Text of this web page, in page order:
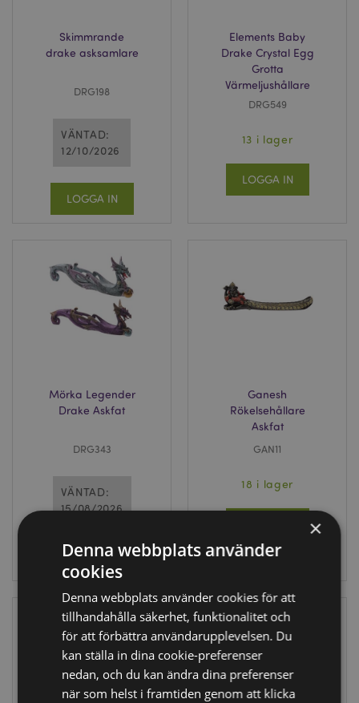
Skimmrande
drake asksamlare
DRG198
VÄNTAD:
12/10/2026
LOGGA IN
Elements Baby
Drake Crystal Egg
Grotta
Värmeljushållare
DRG549
13 i lager
LOGGA IN
Mörka Legender
Drake Askfat
DRG343
VÄNTAD:
15/08/2026
LOGGA IN
Ganesh
Rökelsehållare
Askfat
GAN11
18 i lager
×
Denna webbplats använder
cookies
Denna webbplats använder cookies för att
tillhandahålla säkerhet, funktionalitet och
för att förbättra användarupplevelsen. Du
kan ställa in dina cookie-preferenser
nedan, och du kan ändra dina preferenser
när som helst i framtiden genom att klicka